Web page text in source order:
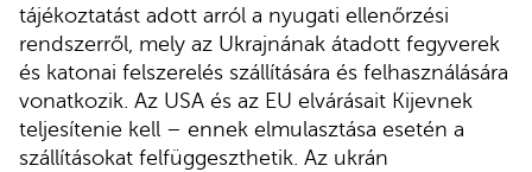
tájékoztatást adott arról a nyugati ellenőrzési
rendszerről, mely az Ukrajnának átadott fegyverek
és katonai felszerelés szállítására és felhasználására
vonatkozik. Az USA és az EU elvárásait Kijevnek
teljesítenie kell – ennek elmulasztása esetén a
szállításokat felfüggeszthetik. Az ukrán